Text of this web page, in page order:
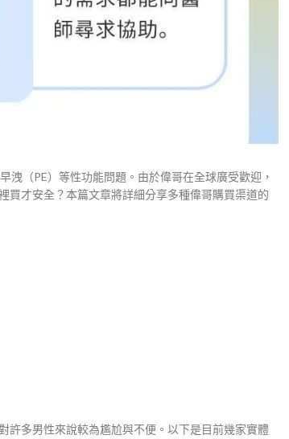
（PE）等性功能問題。由於偉哥在全球廣受歡迎，
買才安全？本篇文章將詳細分享多種偉哥購買渠道的
許多男性來說較為尷尬與不便。以下是目前幾家實體